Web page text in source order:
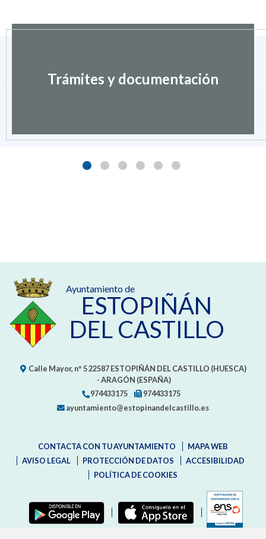
Trámites y documentación
Ayuntamiento de
ESTOPIÑÁN
DEL CASTILLO
Calle Mayor, nº 522587 ESTOPIÑÁN DEL CASTILLO (HUESCA)
- ARAGÓN (ESPAÑA)
974433175
974433175
ayuntamiento@estopinandelcastillo.es
CONTACTA CON TU AYUNTAMIENTO
MAPA WEB
AVISO LEGAL
PROTECCIÓN DE DATOS
ACCESIBILIDAD
POLÍTICA DE COOKIES